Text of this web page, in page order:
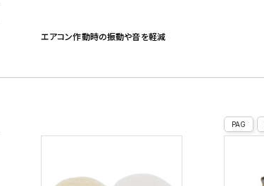
エアコン作動時の振動や音を軽減
PAG